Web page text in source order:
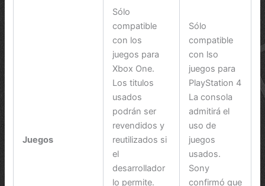
Juegos
Sólo
compatible
con los
juegos para
Xbox One.
Los titulos
usados
podrán ser
revendidos y
reutilizados si
el
desarrollador
lo permite.
Sólo
compatible
con lso
juegos para
PlayStation 4
La consola
admitirá el
uso de
juegos
usados.
Sony
confirmó que